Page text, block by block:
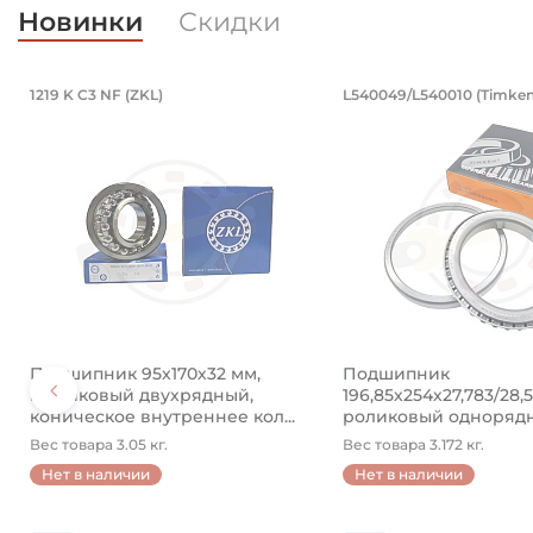
Новинки Скидки
(BBC-R)
(Kramp)Артикул 94871 (Kramp)
8x50 мм, оцинкованный.
Подшипник 95х170х32 мм,
1219 K C3 NF (ZKL)
Подшипник 95х170х32 мм,
шариковый двухрядный,
коническое внутреннее кол...
Вес товара 3.05 кг.
Нет в наличии
Подшипник
L540049/L540010
Подшипник
196,85х254х27,783/
роликовый
конический ...
Вес товара 3.172 кг.
Нет в наличии